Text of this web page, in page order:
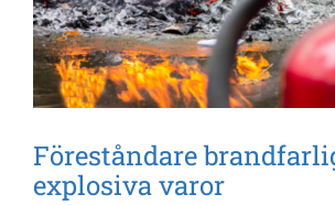
Föreståndare
explosiva varor